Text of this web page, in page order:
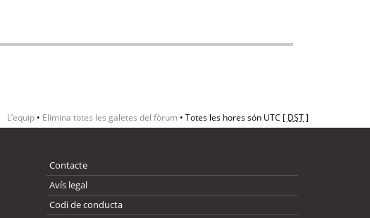
L’equip • Elimina totes les galetes del fòrum • Totes les hores són UTC [ DST]
Contacte
Avís legal
Codi de conducta